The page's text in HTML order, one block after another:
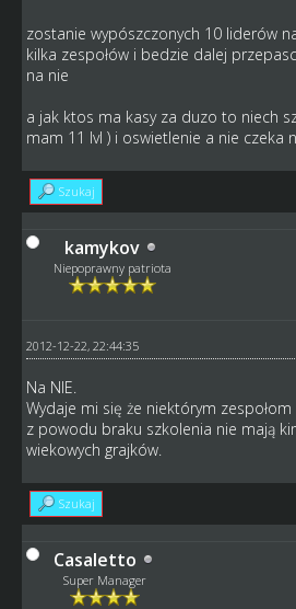
zostanie wypószczonych 10 liderów
kilka zespołów i bedzie dalej
na nie
a jak ktos ma kasy za duzo to niech
mam 11 lvl ) i oswietlenie a nie czeka
Szukaj
kamykov
Niepoprawny patriota
2012-12-22, 22:44:35
Na NIE.
Wydaje mi się że niektórym
z powodu braku szkolenia nie mają
wiekowych grajków.
Szukaj
Casaletto
Super Manager